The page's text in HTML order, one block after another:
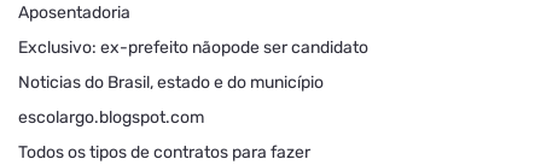
Aposentadoria
Exclusivo: ex-prefeito nãopode ser candidato
Noticias do Brasil, estado e do município
escolargo.blogspot.com
Todos os tipos de contratos para fazer